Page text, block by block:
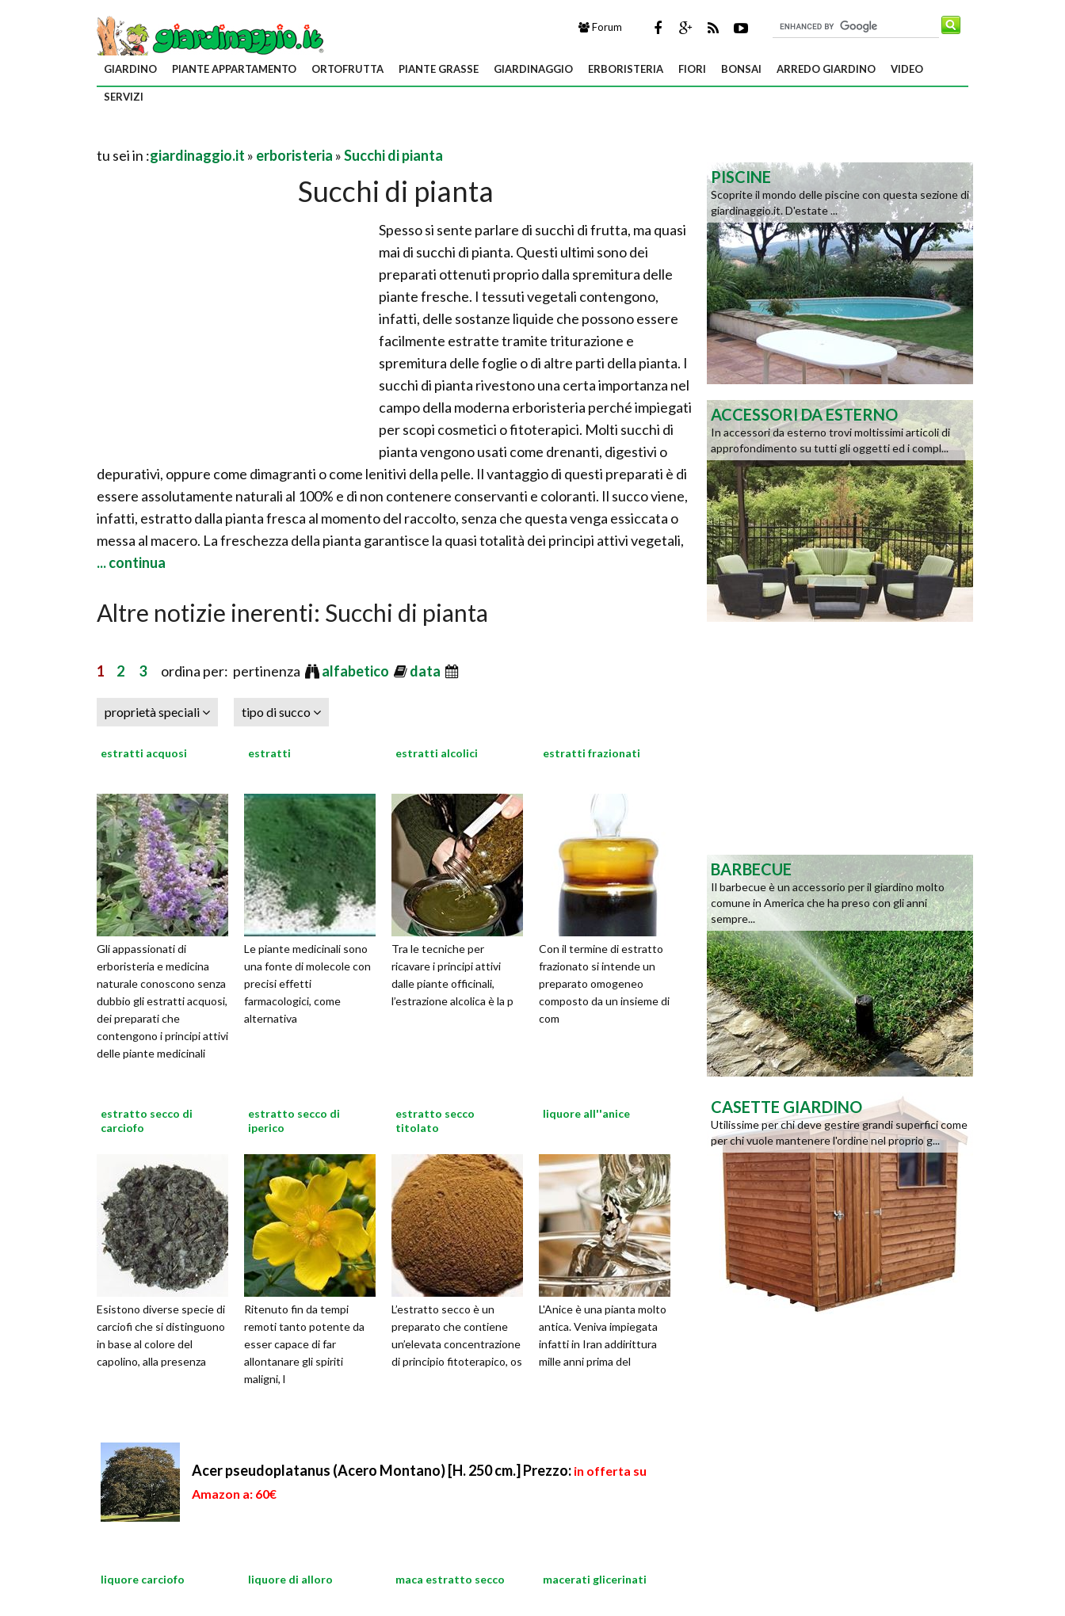
Forum
GIARDINO PIANTE APPARTAMENTO ORTOFRUTTA PIANTE GRASSE GIARDINAGGIO ERBORISTERIA FIORI BONSAI ARREDO GIARDINO VIDEO
SERVIZI
tu sei in :giardinaggio.it » erboristeria »Succhi di pianta
Succhi di pianta
Spesso si sente parlare di succhi di frutta, ma quasi
mai di succhi di pianta. Questi ultimi sono dei
preparati ottenuti proprio dalla spremitura delle
piante fresche. I tessuti vegetali contengono,
infatti, delle sostanze liquide che possono essere
facilmente estratte tramite triturazione e
spremitura delle foglie o di altre parti della pianta. I
succhi di pianta rivestono una certa importanza nel
campo della moderna erboristeria perché impiegati
per scopi cosmetici o fitoterapici. Molti succhi di
pianta vengono usati come drenanti, digestivi o
depurativi, oppure come dimagranti o come lenitivi della pelle. Il vantaggio di questi preparati è di
essere assolutamente naturali al 100% e di non contenere conservanti e coloranti. Il succo viene,
infatti, estratto dalla pianta fresca al momento del raccolto, senza che questa venga essiccata o
messa al macero. La freschezza della pianta garantisce la quasi totalità dei principi attivi vegetali,
... continua
Altre notizie inerenti: Succhi di pianta
1 2 3ordina per: pertinenza alfabetico data
proprietà speciali tipo di succo
estratti acquosi
Gli appassionati di
erboristeria e medicina
naturale conoscono senza
dubbio gli estratti acquosi,
dei preparati che
contengono i principi attivi
delle piante medicinali
estratti
Le piante medicinali sono
una fonte di molecole con
precisi effetti
farmacologici, come
alternativa
estratti alcolici
Tra le tecniche per
ricavare i principi attivi
dalle piante officinali,
l’estrazione alcolica è la p
estratti frazionati
Con il termine di estratto
frazionato si intende un
preparato omogeneo
composto da un insieme di
com
estratto secco di
carciofo
Esistono diverse specie di
carciofi che si distinguono
in base al colore del
capolino, alla presenza
estratto secco di
iperico
Ritenuto fin da tempi
remoti tanto potente da
esser capace di far
allontanare gli spiriti
maligni, l
estratto secco
titolato
L’estratto secco è un
preparato che contiene
un’elevata concentrazione
di principio fitoterapico, os
liquore all''anice
L'Anice è una pianta molto
antica. Veniva impiegata
infatti in Iran addirittura
mille anni prima del
Acer pseudoplatanus (Acero Montano) [H. 250 cm.] Prezzo: in offerta su
Amazon a: 60€
liquore carciofo liquore di alloro maca estratto secco macerati glicerinati
PISCINE
Scoprite il mondo delle piscine con questa sezione di
giardinaggio.it. D'estate ...
ACCESSORI DA ESTERNO
In accessori da esterno trovi moltissimi articoli di
approfondimento su tutti gli oggetti ed i compl...
BARBECUE
Il barbecue è un accessorio per il giardino molto
comune in America che ha preso con gli anni
sempre...
CASETTE GIARDINO
Utilissime per chi deve gestire grandi superfici come
per chi vuole mantenere l'ordine nel proprio g...